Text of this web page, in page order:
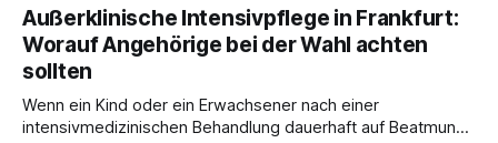
Außerklinische Intensivpflege in Frankfurt:
Worauf Angehörige bei der Wahl achten
sollten
Wenn ein Kind oder ein Erwachsener nach einer
intensivmedizinischen Behandlung dauerhaft auf Beatmung